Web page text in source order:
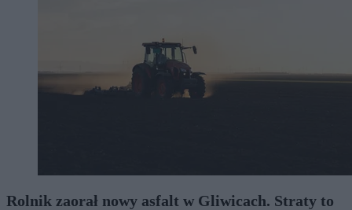
Rolnik zaorał nowy asfalt w Gliwicach. Straty to